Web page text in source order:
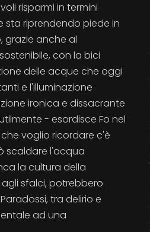
risparmi in termini
sta riprendendo piede in
grazie anche al
con la bici
delle acque che oggi
e l'illuminazione
ironica e dissacrante
- esordisce Fo nel
voglio ricordare c'è
scaldare l'acqua
la cultura della
sfalci, potrebbero
tra delirio e
ad una